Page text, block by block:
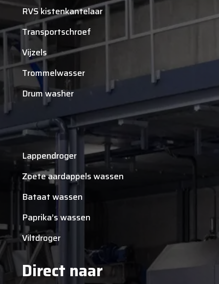
RVS kistenkantelaar
Transportschroef
Vijzels
Trommelwasser
Drum washer
Lappendroger
Zoete aardappels wassen
Bataat wassen
Paprika’s wassen
Viltdroger
Direct naar